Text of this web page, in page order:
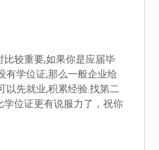
较重要,如果你是应届毕
有学位证,那么一般企业给
以先就业,积累经验.找第二
位证更有说服力了，祝你